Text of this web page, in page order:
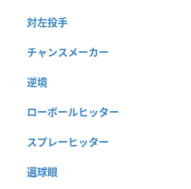
対左投手
チャンスメーカー
逆境
ローボールヒッター
スプレーヒッター
選球眼